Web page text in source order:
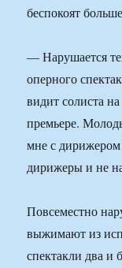
беспокоят
― Нарушается
оперного
видит солиста
премьере.
мне с дирижером
дирижеры и не
Повсеместно
выжимают из
спектакли два и